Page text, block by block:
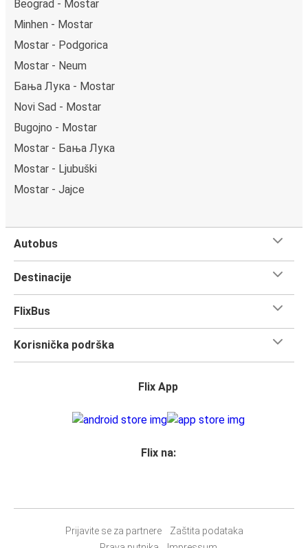
Beograd - Mostar
Minhen - Mostar
Mostar - Podgorica
Mostar - Neum
Бања Лука - Mostar
Novi Sad - Mostar
Bugojno - Mostar
Mostar - Бања Лука
Mostar - Ljubuški
Mostar - Jajce
Autobus
Destinacije
FlixBus
Korisnička podrška
Flix App
Flix na:
Prijavite se za partnere
Zaštita podataka